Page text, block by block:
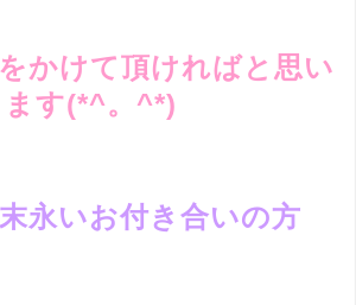
かけて頂ければと思い
ます(*^。^*)
永いお付き合いの方